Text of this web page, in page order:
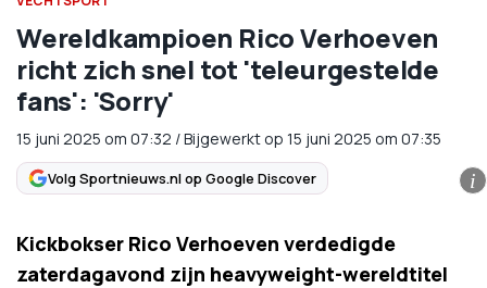
Wereldkampioen Rico Verhoeven
richt zich snel tot 'teleurgestelde
fans': 'Sorry'
15 juni 2025 om 07:32 /Bijgewerkt op 15 juni 2025 om 07:35
Volg Sportnieuws.nl op Google Discover i
Kickbokser Rico Verhoeven verdedigde
zaterdagavond zijn heavyweight-wereldtitel